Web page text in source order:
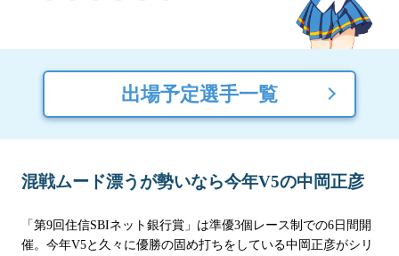
出場予定選手一覧
混戦ムード漂うが勢いなら今年V5の中岡正彦
「第9回住信SBIネット銀行賞」は準優3個レース制での6日間開
催。今年V5と久々に優勝の固め打ちをしている中岡正彦がシリ